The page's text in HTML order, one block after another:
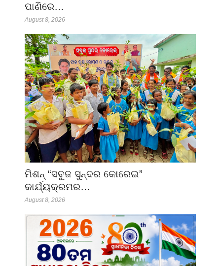
ପାଣିରେ…
August 8, 2026
ମିଶନ୍ “ସବୁଜ ସୁନ୍ଦର କୋରେଇ”
କାର୍ଯ୍ୟକ୍ରମର…
August 8, 2026